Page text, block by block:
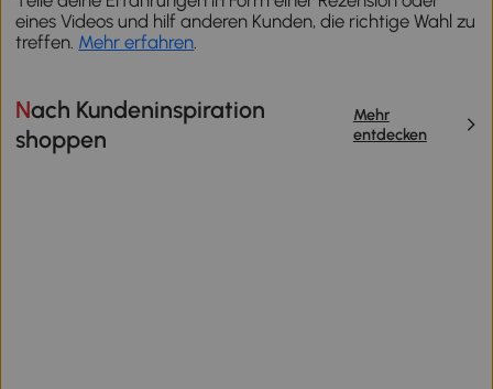
eines Videos und hilf anderen Kunden, die richtige Wahl zu
treffen. Mehr erfahren
Nach Kundeninspiration
shoppen
Mehr
entdecken